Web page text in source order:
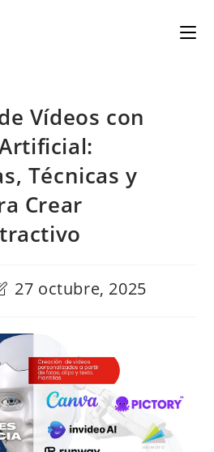
Vídeos con
Técnicas y
Crear
27 octubre, 2025